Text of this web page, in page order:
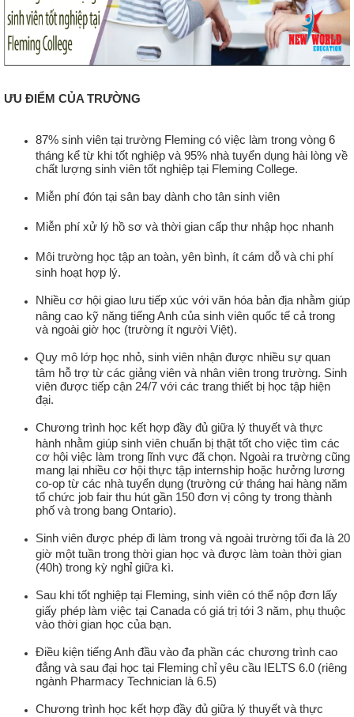
ƯU ĐIỂM CỦA TRƯỜNG
87% sinh viên tại trường Fleming có việc làm trong vòng 6
tháng kể từ khi tốt nghiệp và 95% nhà tuyển dụng hài lòng về
chất lượng sinh viên tốt nghiệp tại Fleming College.
Miễn phí đón tại sân bay dành cho tân sinh viên
Miễn phí xử lý hồ sơ và thời gian cấp thư nhập học nhanh
Môi trường học tập an toàn, yên bình, ít cám dỗ và chi phí
sinh hoạt hợp lý.
Nhiều cơ hội giao lưu tiếp xúc với văn hóa bản địa nhằm giúp
nâng cao kỹ năng tiếng Anh của sinh viên quốc tế cả trong
và ngoài giờ học (trường ít người Việt).
Quy mô lớp học nhỏ, sinh viên nhận được nhiều sự quan
tâm hỗ trợ từ các giảng viên và nhân viên trong trường. Sinh
viên được tiếp cận 24/7 với các trang thiết bị học tập hiện
đại.
Chương trình học kết hợp đầy đủ giữa lý thuyết và thực
hành nhằm giúp sinh viên chuẩn bị thật tốt cho việc tìm các
cơ hội việc làm trong lĩnh vực đã chọn. Ngoài ra trường cũng
mang lại nhiều cơ hội thực tập internship hoặc hưởng lương
co-op từ các nhà tuyển dụng (trường cứ tháng hai hàng năm
tổ chức job fair thu hút gần 150 đơn vị công ty trong thành
phố và trong bang Ontario).
Sinh viên được phép đi làm trong và ngoài trường tối đa là 20
giờ một tuần trong thời gian học và được làm toàn thời gian
(40h) trong kỳ nghỉ giữa kì.
Sau khi tốt nghiệp tại Fleming, sinh viên có thể nộp đơn lấy
giấy phép làm việc tại Canada có giá trị tới 3 năm, phụ thuộc
vào thời gian học của bạn.
Điều kiện tiếng Anh đầu vào đa phần các chương trình cao
đẳng và sau đại học tại Fleming chỉ yêu cầu IELTS 6.0 (riêng
ngành Pharmacy Technician là 6.5)
Chương trình học kết hợp đầy đủ giữa lý thuyết và thực